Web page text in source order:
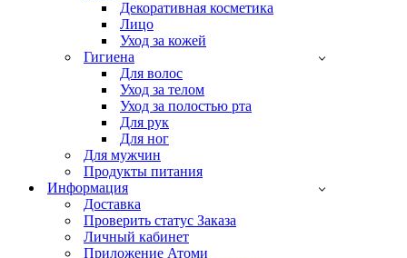
Декоративная косметика
Лицо
Уход за кожей
Гигиена
Для волос
Уход за телом
Уход за полостью рта
Для рук
Для ног
Для мужчин
Продукты питания
Информация
Доставка
Проверить статус Заказа
Личный кабинет
Приложение Атоми